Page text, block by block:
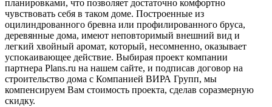
планировками, что позволяет достаточно комфортно
чувствовать себя в таком доме. Построенные из
оцилиндрованного бревна или профилированного бруса,
деревянные дома, имеют неповторимый внешний вид и
легкий хвойный аромат, который, несомненно, оказывает
успокаивающее действие. Выбирая проект компании
партнера Plans.ru на нашем сайте, и подписав договор на
строительство дома с Компанией ВИРА Групп, мы
компенсируем Вам стоимость проекта, сделав соразмерную
скидку.